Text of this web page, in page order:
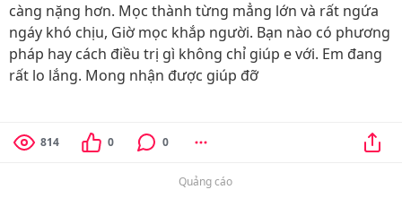
càng nặng hơn. Mọc thành từng mẳng lớn và rất ngứa
ngáy khó chịu, Giờ mọc khắp người. Bạn nào có phương
pháp hay cách điều trị gì không chỉ giúp e với. Em đang
rất lo lắng. Mong nhận được giúp đỡ
814 0 0
Quảng cáo